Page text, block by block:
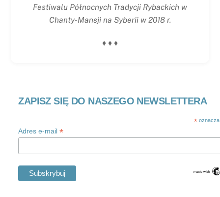
Festiwalu Północnych Tradycji Rybackich w
Chanty-Mansji na Syberii w 2018 r.
♦ ♦ ♦
ZAPISZ SIĘ DO NASZEGO NEWSLETTERA
*
Adres e-mail*